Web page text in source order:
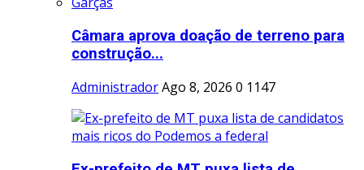
Câmara aprova doação de terreno para
construção...
AdministradorAgo 8, 2026 0 1147